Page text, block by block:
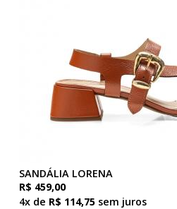
SANDÁLIA LORENA
R$ 459,00
4x de R$ 114,75 sem juros